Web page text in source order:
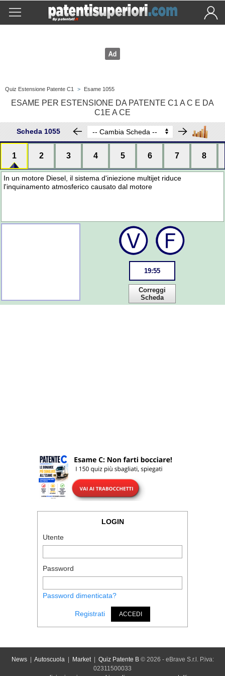
Quiz Estensione Patente C1 > Esame 1055
ESAME PER ESTENSIONE DA PATENTE C1 A C E DA
C1E A CE
Scheda 1055
1 2 3 4 5 6 7 8
In un motore Diesel, il sistema d'iniezione multijet riduce
l'inquinamento atmosferico causato dal motore
19:55
Correggi
Scheda
LOGIN
Utente
Password
Password dimenticata?
Registrati ACCEDI
News| Autoscuola| Market| Quiz Patente B© 2026 - eBrave S.r.l. P.iva:
02311500033